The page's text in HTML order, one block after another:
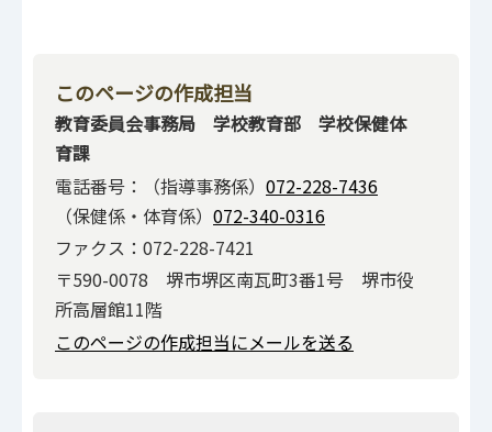
このページの作成担当
教育委員会事務局 学校教育部 学校保健体
育課
電話番号：（指導事務係） 072-228-7436
（保健係・体育係） 072-340-0316
ファクス：072-228-7421
〒590-0078 堺市堺区南瓦町3番1号 堺市役
所高層館11階
このページの作成担当にメールを送る